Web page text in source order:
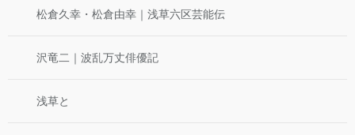
松倉久幸・松倉由幸｜浅草六区芸能伝
沢竜二｜波乱万丈俳優記
浅草と